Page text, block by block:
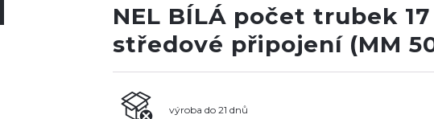
NEL BÍLÁ počet trubek
středové připojení (MM
výroba do 21 dnů